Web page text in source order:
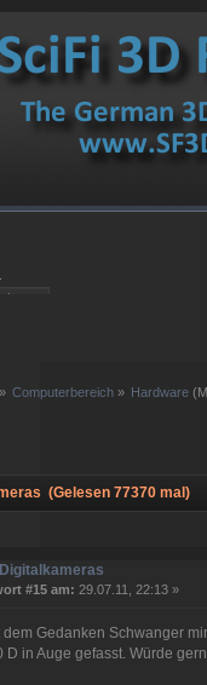
Computerbereich » Hardware
(Gelesen 77370 mal)
#15 am: 29.07.11, 22:13 »
dem Gedanken Schwanger
D in Auge gefasst. Würde